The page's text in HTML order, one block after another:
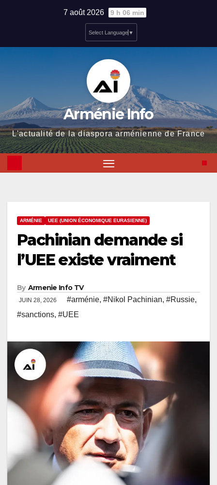
7 août 2026 9 h 06 min
Select Language ▼
Arménie Info
L'actualité de la diaspora arménienne de France
ARMÉNIE UEE (UNION ÉCONOMIQUE EURASIENNE)
Pachinian demande si
l’UEE existe vraiment
By Armenie Info TV
JUIN 28, 2026 #arménie, #Nikol Pachinian, #Russie,
#sanctions, #UEE